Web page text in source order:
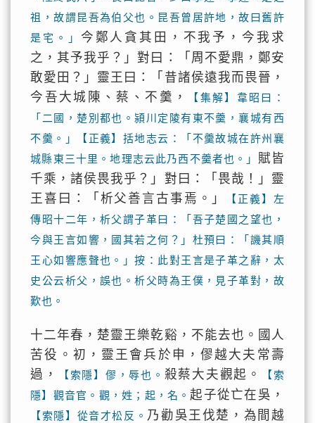
祖，故謂昆吾為伯父也。昆吾曾居許地，故曰舊許
是宅。」 今鄭人貪其田，不我予，今我求
之，其予我乎？」對曰：「周不愛鼎，鄭安
敢愛田？」靈王曰：「昔諸侯遠我而畏晉，
今吾大城陳、蔡、不羹，
【集解】韋昭曰：
「二國，楚別都也。潁川定陵有東不羹，襄城有西
不羹。」【正義】括地志云：「不羹故城在許州襄
城縣東三十里。地理志云此乃西不羹者也。」 賦皆
千乘，諸侯畏我乎？」對曰：「畏哉！」靈
王喜曰：「析父善言古事焉。」
【正義】左
傳昭十二年，析父謂子革曰：「吾子楚國之望也，
今與王言如響，國其若之何？」杜預曰：「譏其順
王心如響應聲也。」按：此對王言是子革之辭，太
史公云析父，誤也。析父時為王僕，見子革對，故
歎也。
十二年春，楚靈王樂乾谿，不能去也。國人
苦役。初，靈王會兵於申，僇越大夫常壽
過，
【索隱】僇，辱也。 殺蔡大夫觀起。
【索
隱】觀音官。觀，姓；起，名。起子從亡在吳，
【索隱】從音才松反。 乃勸吳王伐楚，為間越